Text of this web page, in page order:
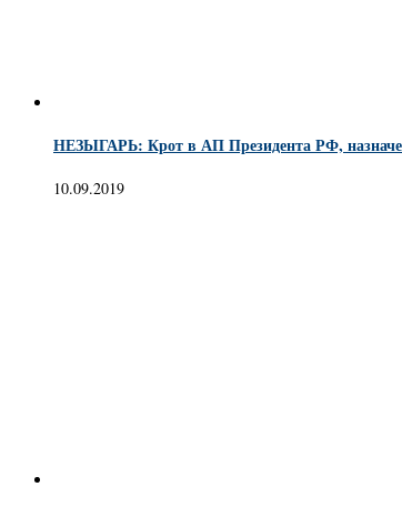
НЕЗЫГАРЬ: Крот в АП Президента РФ,
10.09.2019